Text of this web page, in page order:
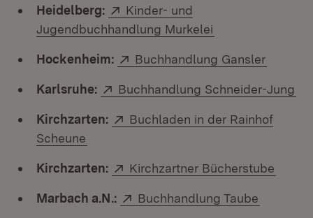
Heidelberg: Extern:
Kinder- und
Jugendbuchhandlung Murkelei
Hockenheim: Extern:
Buchhandlung Gansler
Karlsruhe: Extern:
Buchhandlung Schneider-Jung
Kirchzarten: Extern:
Buchladen in der Rainhof
Scheune
Kirchzarten: Extern:
Kirchzartner Bücherstube
Marbach a.N.: Extern:
Buchhandlung Taube